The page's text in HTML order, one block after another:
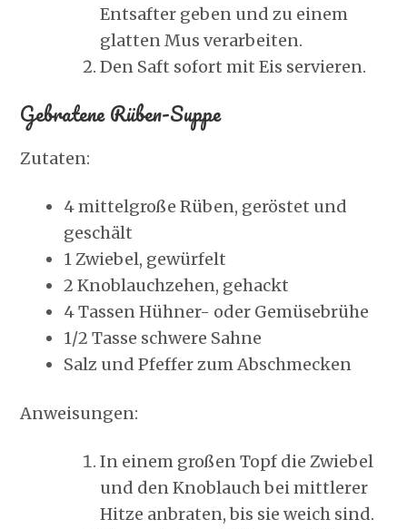
Entsafter geben und zu einem
glatten Mus verarbeiten.
Den Saft sofort mit Eis servieren.
Gebratene Rüben-Suppe
Zutaten:
4 mittelgroße Rüben, geröstet und
geschält
1 Zwiebel, gewürfelt
2 Knoblauchzehen, gehackt
4 Tassen Hühner- oder Gemüsebrühe
1/2 Tasse schwere Sahne
Salz und Pfeffer zum Abschmecken
Anweisungen:
In einem großen Topf die Zwiebel
und den Knoblauch bei mittlerer
Hitze anbraten, bis sie weich sind.